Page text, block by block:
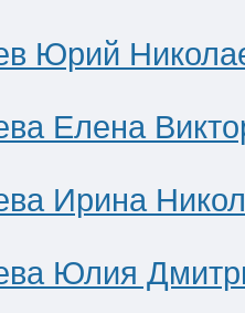
Юрий
Елена
Ирина
Юлия